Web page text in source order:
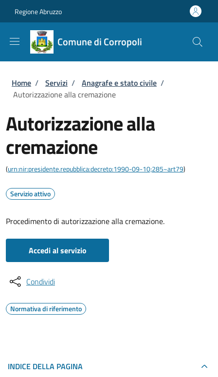
Regione Abruzzo
Comune di Corropoli
Briciole di pane
Home / Servizi / Anagrafe e stato civile /
Autorizzazione alla cremazione
Autorizzazione alla
cremazione
(urn:nir:presidente.repubblica:decreto:1990-09-10;285~art79)
Servizio attivo
Procedimento di autorizzazione alla cremazione.
Accedi al servizio
Condividi
Normativa di riferimento
INDICE DELLA PAGINA